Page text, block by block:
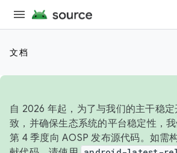
文档
自 2026 年起，为了与我们的主干稳
致，并确保生态系统的平台稳定性，
第 4 季度向 AOSP 发布源代码。如需